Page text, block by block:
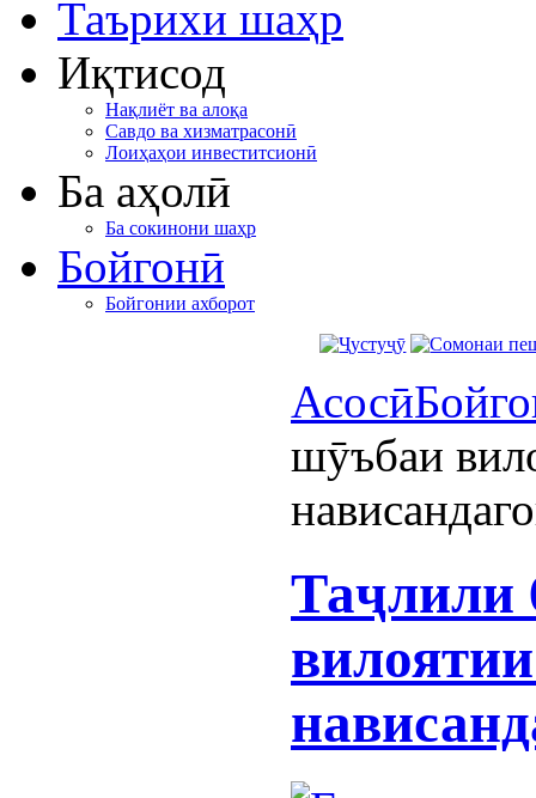
Таърихи шаҳр
Иқтисод
Нақлиёт ва алоқа
Савдо ва хизматрасонӣ
Лоиҳаҳои инвеститсионӣ
Ба аҳолӣ
Ба сокинони шаҳр
Бойгонӣ
Бойгонии ахборот
Асосӣ
шӯъбаи
Таҷлили